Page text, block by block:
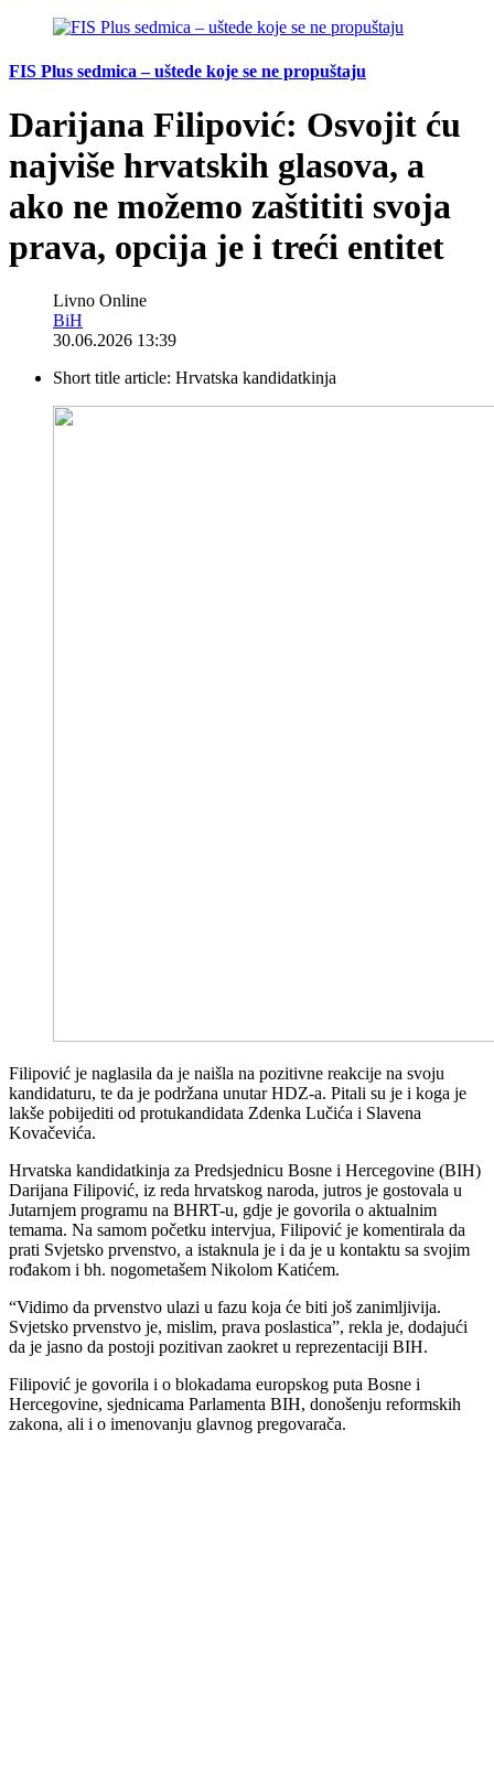
FIS Plus sedmica – uštede koje se ne propuštaju
Darijana Filipović: Osvojit ću
najviše hrvatskih glasova, a
ako ne možemo zaštititi svoja
prava, opcija je i treći entitet
Livno Online
BiH
30.06.2026 13:39
Short title article: Hrvatska kandidatkinja
Filipović je naglasila da je naišla na pozitivne reakcije na svoju
kandidaturu, te da je podržana unutar HDZ-a. Pitali su je i koga je
lakše pobijediti od protukandidata Zdenka Lučića i Slavena
Kovačevića.
Hrvatska kandidatkinja za Predsjednicu Bosne i Hercegovine (BIH)
Darijana Filipović, iz reda hrvatskog naroda, jutros je gostovala u
Jutarnjem programu na BHRT-u, gdje je govorila o aktualnim
temama. Na samom početku intervjua, Filipović je komentirala da
prati Svjetsko prvenstvo, a istaknula je i da je u kontaktu sa svojim
rođakom i bh. nogometašem Nikolom Katićem.
“Vidimo da prvenstvo ulazi u fazu koja će biti još zanimljivija.
Svjetsko prvenstvo je, mislim, prava poslastica”, rekla je, dodajući
da je jasno da postoji pozitivan zaokret u reprezentaciji BIH.
Filipović je govorila i o blokadama europskog puta Bosne i
Hercegovine, sjednicama Parlamenta BIH, donošenju reformskih
zakona, ali i o imenovanju glavnog pregovarača.